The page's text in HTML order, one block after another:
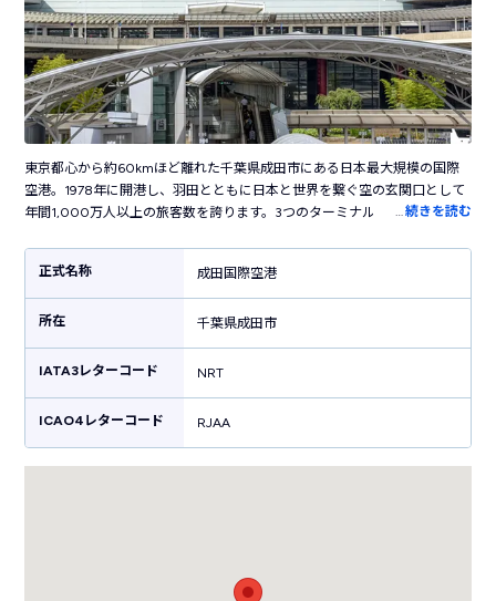
東京都心から約60kmほど離れた千葉県成田市にある日本最大規模の国際
空港。1978年に開港し、羽田とともに日本と世界を繋ぐ空の玄関口として
年間1,000万人以上の旅客数を誇ります。3つのターミナルを持ち、第3タ
示された、国際空港らしい洗練された雰囲気。お土産売り場では東京・千
葉だけでなく全国各地のお土産・グルメが揃います。空港敷地内にはカプ
セルホテルやシャワールームも併設しており高い快適性が魅力。都心を結
ぶ電車がターミナルに直結しているので都内へのアクセス・関東の観光に
便利です。
…続きを読む
正式名称 成田国際空港
所在 千葉県成田市
IATA3レターコード NRT
ICAO4レターコード RJAA